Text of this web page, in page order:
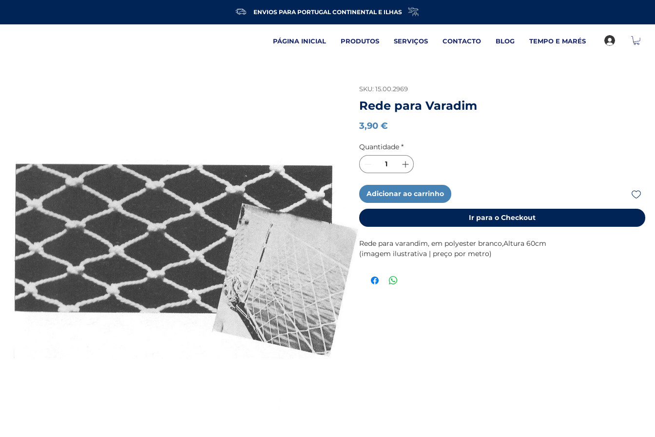
ENVIOS PARA PORTUGAL CONTINENTAL E ILHAS
PÁGINA INICIAL PRODUTOS SERVIÇOS CONTACTO BLOG TEMPO E MARÉS
SKU: 15.00.2969
Rede para Varadim
3,90 €
Quantidade *
Adicionar ao carrinho
Ir para o Checkout
Rede para varandim, em polyester branco,Altura 60cm
(imagem ilustrativa | preço por metro)